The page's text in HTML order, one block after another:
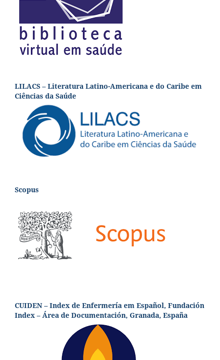
LILACS – Literatura Latino-Americana e do Caribe em
Ciências da Saúde
Scopus
CUIDEN – Index de Enfermería em Español, Fundación
Index – Área de Documentación, Granada, España